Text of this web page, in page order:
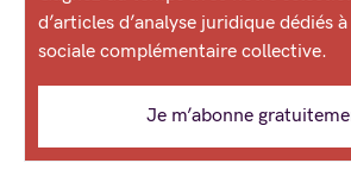
d’articles d’analyse juridique dédiés
sociale complémentaire collective.
Je m’abonne